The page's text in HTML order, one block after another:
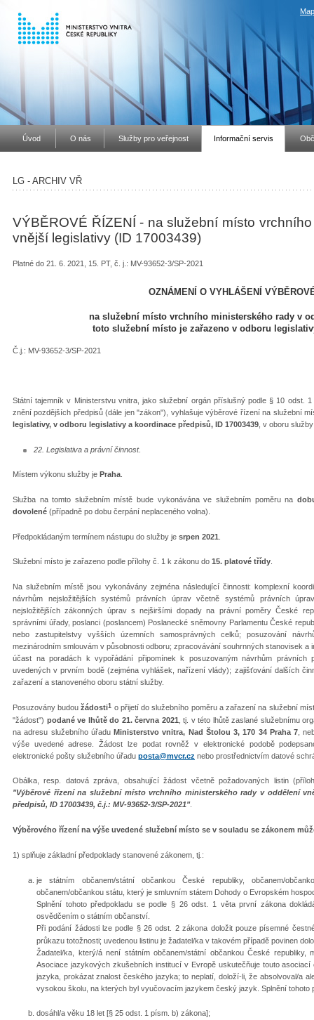
Úvod O nás Služby pro veřejnost Informační servis
LG - ARCHIV VŘ
VÝBĚROVÉ ŘÍZENÍ - na služební místo
vnější legislativy (ID 17003439)
Platné do 21. 6. 2021, 15. PT, č. j.: MV-93652-3/SP-2021
OZNÁMENÍ O VYHLÁŠENÍ
na služební místo vrchního ministerského rady v
toto služební místo je zařazeno v odboru
Č.j.: MV-93652-3/SP-2021
Státní tajemník v Ministerstvu vnitra, jako služební orgán příslušný podle § 10 odst.
znění pozdějších předpisů (dále jen "zákon"), vyhlašuje výběrové řízení na služební
legislativy, v odboru legislativy a koordinace předpisů, ID 17003439 , v oboru
22. Legislativa a právní činnost.
Místem výkonu služby je Praha
Služba na tomto služebním místě bude vykonávána ve služebním poměru na
dovolené (případně po dobu čerpání neplaceného volna).
Předpokládaným termínem nástupu do služby je srpen 2021
Služební místo je zařazeno podle přílohy č. 1 k zákonu do 15. platové třídy
Na služebním místě jsou vykonávány zejména následující činnosti: komplexní
návrhům nejsložitějších systémů právních úprav včetně systémů právních
nejsložitějších zákonných úprav s nejširšími dopady na právní poměry České
správními úřady, poslanci (poslancem) Poslanecké sněmovny Parlamentu České
nebo zastupitelstvy vyšších územních samosprávných celků; posuzování
mezinárodním smlouvám v působnosti odboru; zpracovávání souhrnných stanovisek
účast na poradách k vypořádání připomínek k posuzovaným návrhům právních
uvedených v prvním bodě (zejména vyhlášek, nařízení vlády); zajišťování dalších
zařazení a stanoveného oboru státní služby.
Posuzovány budoužádosti1 o přijetí do služebního poměru a zařazení na služební
"žádost") podané ve lhůtě do 21. června 2021 , tj. v této lhůtě zaslané služebnímu
na adresu služebního úřadu Ministerstvo vnitra, Nad Štolou 3, 170 34 Praha 7 ,
výše uvedené adrese. Žádost lze podat rovněž v elektronické podobě
elektronické pošty služebního úřadu posta@mvcr.cz nebo prostřednictvím datové
Obálka, resp. datová zpráva, obsahující žádost včetně požadovaných listin
"Výběrové řízení na služební místo vrchního ministerského rady v oddělení
předpisů, ID 17003439, č.j.: MV-93652-3/SP-2021".
Výběrového řízení na výše uvedené služební místo se v souladu se zákonem
1) splňuje základní předpoklady stanovené zákonem, tj.:
je státním občanem/státní občankou České republiky, občanem/
občanem/občankou státu, který je smluvním státem Dohody o Evropském
Splnění tohoto předpokladu se podle § 26 odst. 1 věta první zákona
osvědčením o státním občanství.
Při podání žádosti lze podle § 26 odst. 2 zákona doložit pouze písemné
průkazu totožnosti; uvedenou listinu je žadatel/ka v takovém případě povinen
Žadatel/ka, který/á není státním občanem/státní občankou České
Asociace jazykových zkušebních institucí v Evropě uskutečňuje touto
jazyka, prokázat znalost českého jazyka; to neplatí, doloží-li, že absolvoval/a
vysokou školu, na kterých byl vyučovacím jazykem český jazyk. Splnění tohoto
dosáhl/a věku 18 let [§ 25 odst. 1 písm. b) zákona];